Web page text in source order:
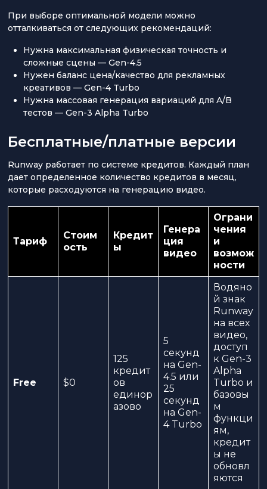
При выборе оптимальной модели можно
отталкиваться от следующих рекомендаций:
Нужна максимальная физическая точность и
сложные сцены — Gen-4.5
Нужен баланс цена/качество для рекламных
креативов — Gen-4 Turbo
Нужна массовая генерация вариаций для A/B
тестов — Gen-3 Alpha Turbo
Бесплатные/платные версии
Runway работает по системе кредитов. Каждый план
дает определенное количество кредитов в месяц,
которые расходуются на генерацию видео.
Тариф
Стоим
ость
Кредит
ы
Генера
ция
видео
Ограни
чения
и
возмож
ности
Free $0
125
кредит
ов
единор
азово
5
секунд
на Gen-
4.5 или
25
секунд
на Gen-
4 Turbo
Водяно
й знак
Runway
на всех
видео,
доступ
к Gen-3
Alpha
Turbo и
базовы
м
функци
ям,
кредит
ы не
обновл
яются